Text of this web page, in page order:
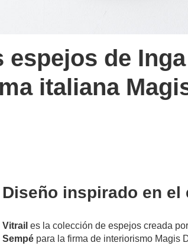
de
italiana
Diseño inspirado en el
Vitrail es la colección de espejos creada
Sempé para la firma de interiorismo Magis
author/soledad-